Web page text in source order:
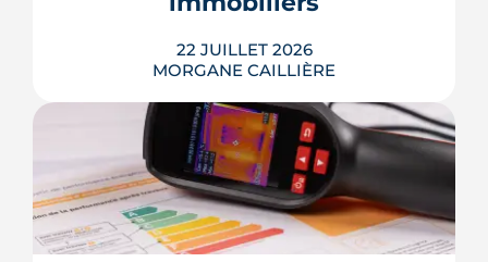
LIRE L'ARTICLE
22 JUILLET 2026
MORGANE CAILLIÈRE
Écoles, base de loisirs, transports,
projets urbains et prix au m2 : le guide